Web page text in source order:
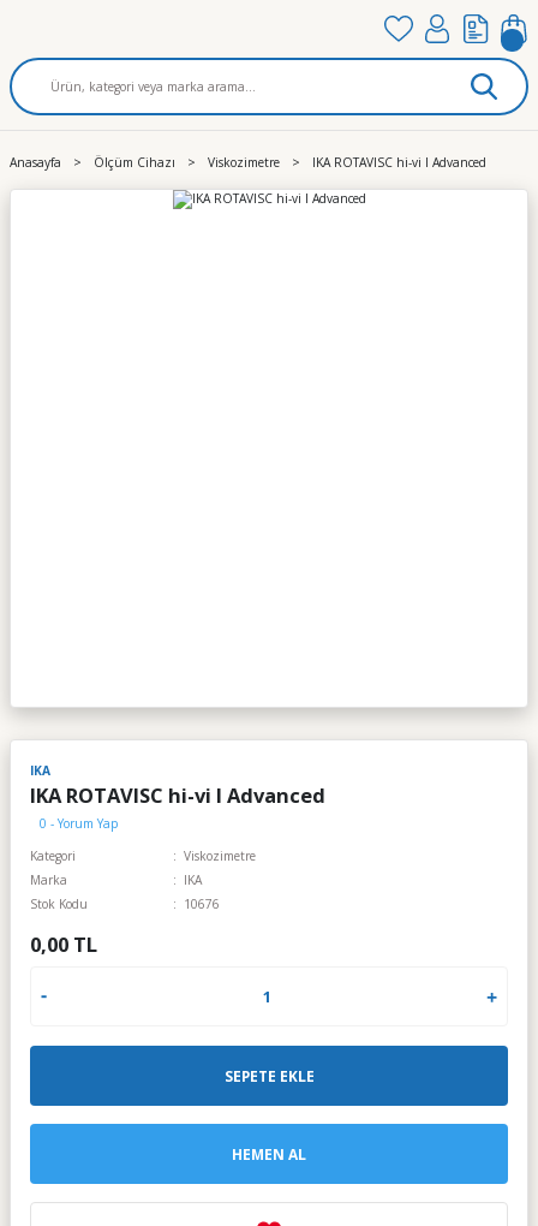
Anasayfa Ölçüm Cihazı Viskozimetre IKA ROTAVISC hi-vi I Advanced
IKA
IKA ROTAVISC hi-vi I Advanced
0 - Yorum Yap
Kategori
Viskozimetre
Marka
IKA
Stok Kodu
10676
0,00 TL
SEPETE EKLE
HEMEN AL